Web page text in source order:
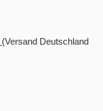
(Versand Deutschland